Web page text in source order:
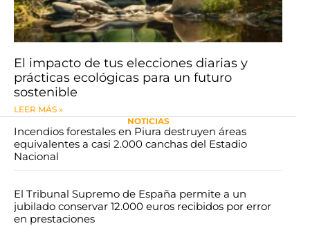
El impacto de tus elecciones diarias y
prácticas ecológicas para un futuro
sostenible
LEER MÁS »
NOTICIAS
​​​​Incendios forestales en Piura destruyen áreas
equivalentes a casi 2.000 canchas del Estadio
Nacional
​El Tribunal Supremo de España permite a un
jubilado conservar 12.000 euros recibidos por error
en prestaciones